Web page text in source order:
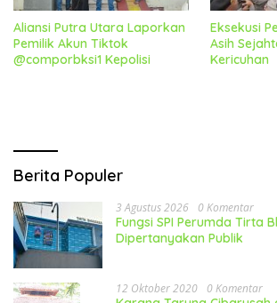
Aliansi Putra Utara Laporkan
Pemilik Akun Tiktok
@comporbksi1 Kepolisi
Eksekusi
Asih
Kericuhan
Berita Populer
3 Agustus 2026 0 Komentar
Fungsi SPI Perumda Tirta
Dipertanyakan Publik
12 Oktober 2020 0 Komentar